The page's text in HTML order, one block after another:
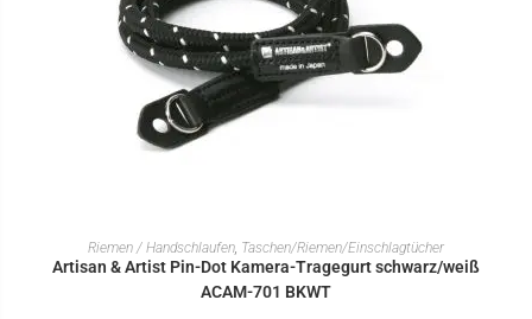
IN DEN WARENKORB
Riemen / Handschlaufen, Taschen/Riemen/Einschlagtücher
Artisan & Artist Pin-Dot Kamera-Tragegurt schwarz/weiß
ACAM-701 BKWT